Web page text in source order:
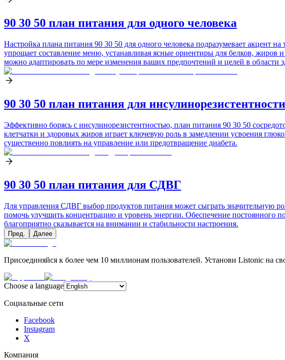
90 30 50 план питания для одного человека
Настройка плана питания 90 30 50 для одного человека подразумевает
упрощает составление меню, устанавливая ясные ориентиры для белков,
можно адаптировать по мере изменения ваших предпочтений и целей в области
90 30 50 план питания для инсулинорезистентности
Эффективно борясь с инсулинорезистентностью, план питания 90 30 50
клетчатки и здоровых жиров играет ключевую роль в замедлении усвоения
существенно повлиять на управление или предотвращение диабета.
90 30 50 план питания для СДВГ
Для управления СДВГ выбор продуктов питания может сыграть значительную
помочь улучшить концентрацию и уровень энергии. Обеспечение постоянного
благоприятно сказывается на внимании и стабильности настроения.
Пред. Далее
Присоединяйся к более чем 10 миллионам пользователей. Установи Listonic на
Choose a language
Социальные сети
Facebook
Instagram
X
Компания